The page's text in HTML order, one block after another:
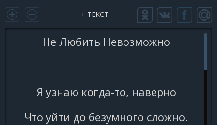
+ ТЕКСТ
Не Любить Невозможно
Я узнаю когда-то, наверно
Что уйти до безумного сложно.